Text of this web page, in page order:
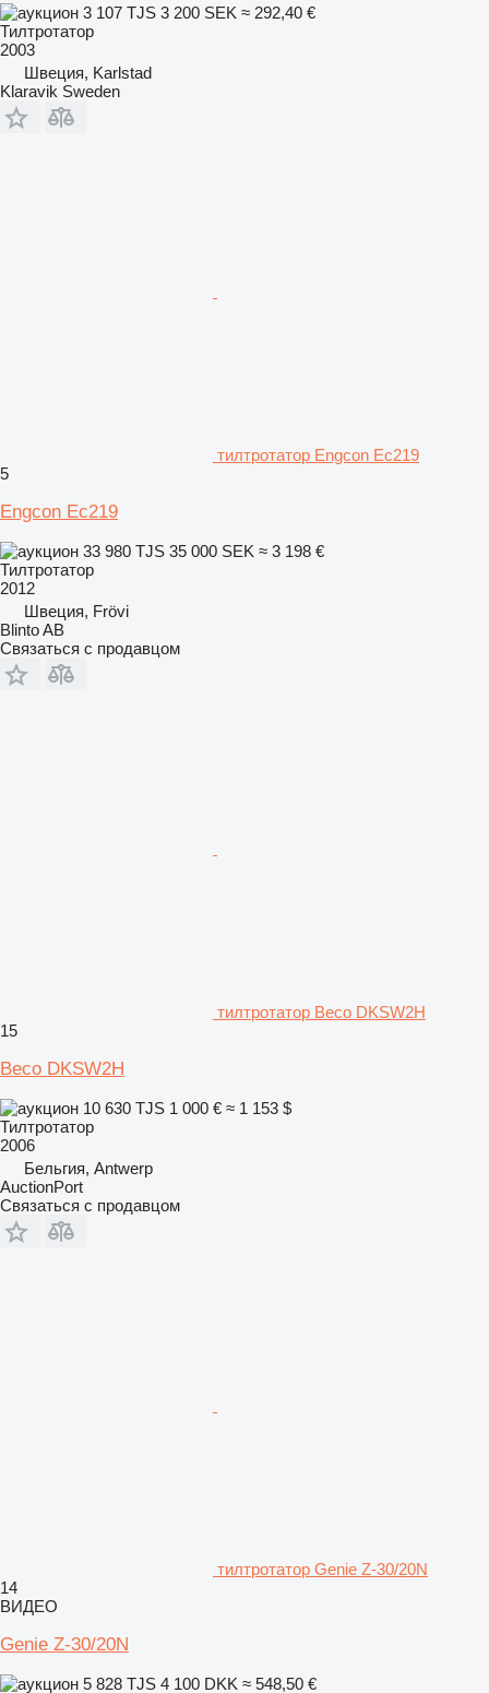
3 107 TJS 3 200 SEK ≈ 292,40 €
Тилтротатор
2003
Швеция, Karlstad
Klaravik Sweden
тилтротатор Engcon Ec219
5
Engcon Ec219
33 980 TJS 35 000 SEK ≈ 3 198 €
Тилтротатор
2012
Швеция, Frövi
Blinto AB
Связаться с продавцом
тилтротатор Beco DKSW2H
15
Beco DKSW2H
10 630 TJS 1 000 € ≈ 1 153 $
Тилтротатор
2006
Бельгия, Antwerp
AuctionPort
Связаться с продавцом
тилтротатор Genie Z-30/20N
14
ВИДЕО
Genie Z-30/20N
5 828 TJS 4 100 DKK ≈ 548,50 €